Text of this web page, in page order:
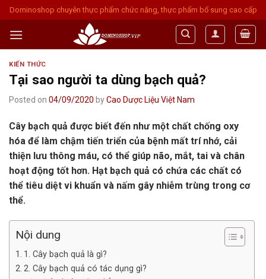
Skip
to
content
Dominoshop chuyên thực phẩm chức năng, thực phẩm bổ sung cao cấp
KIẾN THỨC
Tại sao người ta dùng bạch quả?
Posted on 04/09/2020 byCao Dược Liệu Việt Nam
Cây bạch quả được biết đến như một chất chống oxy
hóa để làm chậm tiến triển của bệnh mất trí nhớ, cải
thiện lưu thông máu, có thể giúp não, mắt, tai và chân
hoạt động tốt hơn. Hạt bạch quả có chứa các chất có
thể tiêu diệt vi khuẩn và nấm gây nhiễm trùng trong cơ
thể.
Nội dung
1. Cây bạch quả là gì?
2. Cây bạch quả có tác dụng gì?